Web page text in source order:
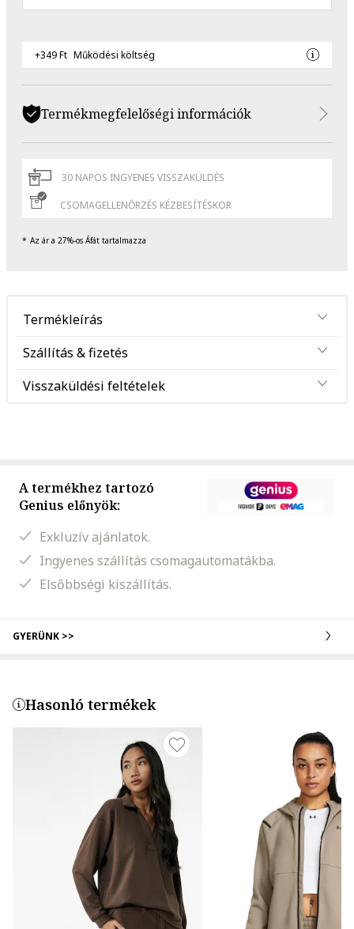
+349 Ft Működési költség
Termékmegfelelőségi információk
30 NAPOS INGYENES VISSZAKÜLDÉS
CSOMAGELLENŐRZÉS KÉZBESÍTÉSKOR
Az ár a 27%-os Áfát tartalmazza
Termékleírás
Szállítás & fizetés
Visszaküldési feltételek
A termékhez tartozó
Genius előnyök:
Exkluzív ajánlatok.
Ingyenes szállítás csomagautomatákba.
Elsőbbségi kiszállítás.
GYERÜNK >>
Hasonló termékek